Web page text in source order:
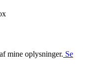
mine oplysninger. Se